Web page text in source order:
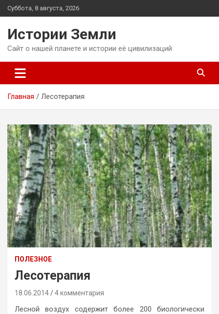
Перейти
к
Суббота, 8 августа, 2026
Истории Земли
Сайт о нашей планете и истории её цивилизаций
Главная Лесотерапия
ПОЛЕЗНОЕ
Лесотерапия
18.06.2014 4 комментария
Лесной воздух содержит более 200 биологически